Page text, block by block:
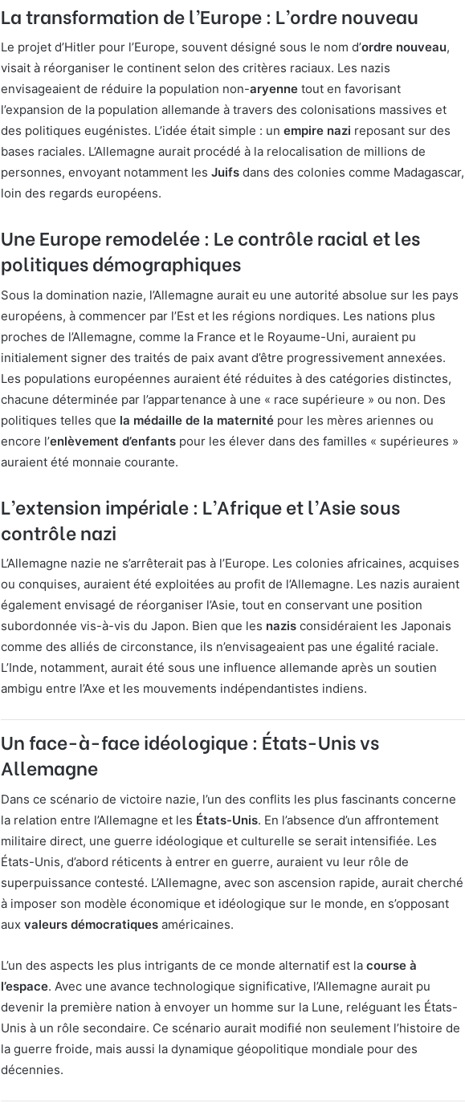
La transformation de l’Europe : L’ordre nouveau
Le projet d’Hitler pour l’Europe, souvent désigné sous le nom d’ordre nouveau,
visait à réorganiser le continent selon des critères raciaux. Les nazis
envisageaient de réduire la population non-aryenne tout en favorisant
l’expansion de la population allemande à travers des colonisations massives et
des politiques eugénistes. L’idée était simple : un empire nazi reposant sur des
bases raciales. L’Allemagne aurait procédé à la relocalisation de millions de
personnes, envoyant notamment les Juifs dans des colonies comme Madagascar,
loin des regards européens.
Une Europe remodelée : Le contrôle racial et les
politiques démographiques
Sous la domination nazie, l’Allemagne aurait eu une autorité absolue sur les pays
européens, à commencer par l’Est et les régions nordiques. Les nations plus
proches de l’Allemagne, comme la France et le Royaume-Uni, auraient pu
initialement signer des traités de paix avant d’être progressivement annexées.
Les populations européennes auraient été réduites à des catégories distinctes,
chacune déterminée par l’appartenance à une « race supérieure » ou non. Des
politiques telles que la médaille de la maternité pour les mères ariennes ou
encore l’enlèvement d’enfants pour les élever dans des familles « supérieures »
auraient été monnaie courante.
L’extension impériale : L’Afrique et l’Asie sous
contrôle nazi
L’Allemagne nazie ne s’arrêterait pas à l’Europe. Les colonies africaines, acquises
ou conquises, auraient été exploitées au profit de l’Allemagne. Les nazis auraient
également envisagé de réorganiser l’Asie, tout en conservant une position
subordonnée vis-à-vis du Japon. Bien que les nazis considéraient les Japonais
comme des alliés de circonstance, ils n’envisageaient pas une égalité raciale.
L’Inde, notamment, aurait été sous une influence allemande après un soutien
ambigu entre l’Axe et les mouvements indépendantistes indiens.
Un face-à-face idéologique : États-Unis vs
Allemagne
Dans ce scénario de victoire nazie, l’un des conflits les plus fascinants concerne
la relation entre l’Allemagne et les États-Unis. En l’absence d’un affrontement
militaire direct, une guerre idéologique et culturelle se serait intensifiée. Les
États-Unis, d’abord réticents à entrer en guerre, auraient vu leur rôle de
superpuissance contesté. L’Allemagne, avec son ascension rapide, aurait cherché
à imposer son modèle économique et idéologique sur le monde, en s’opposant
aux valeurs démocratiques américaines.
L’un des aspects les plus intrigants de ce monde alternatif est la course à
l’espace. Avec une avance technologique significative, l’Allemagne aurait pu
devenir la première nation à envoyer un homme sur la Lune, reléguant les États-
Unis à un rôle secondaire. Ce scénario aurait modifié non seulement l’histoire de
la guerre froide, mais aussi la dynamique géopolitique mondiale pour des
décennies.